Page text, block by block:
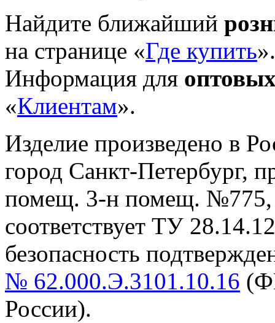
Найдите ближайший
на странице «Где купить».
Информация для
«Клиентам».
Изделие произведено в
город Санкт-Петербург,
помещ. 3-н помещ. №775,
cоответствует ТУ
безопасность
№ 62.000.Э.3101.10.16
России).